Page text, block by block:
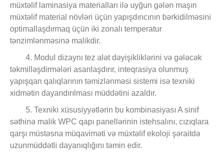
müxtəlif laminasiya materialları ilə uyğun gələn maşın
müxtəlif material növləri üçün yapışdırıcının bərkidilməsini
optimallaşdırmaq üçün iki zonalı temperatur
tənzimlənməsinə malikdir.
4. Modul dizaynı tez alət dəyişikliklərini və gələcək
təkmilləşdirmələri asanlaşdırır, inteqrasiya olunmuş
yapışqan qalıqlarının təmizlənməsi sistemi isə texniki
xidmətin dayandırılması müddətini azaldır.
5. Texniki xüsusiyyətlərin bu kombinasiyası A sinif
səthinə malik WPC qapı panellərinin istehsalını, cızıqlara
qarşı müstəsna müqaviməti və müxtəlif ekoloji şəraitdə
uzunmüddətli dayanıqlığını təmin edir.